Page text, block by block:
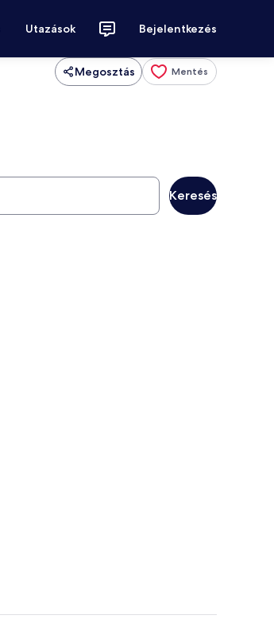
Utazások Bejelentkezés
Megosztás Mentés
Keresés